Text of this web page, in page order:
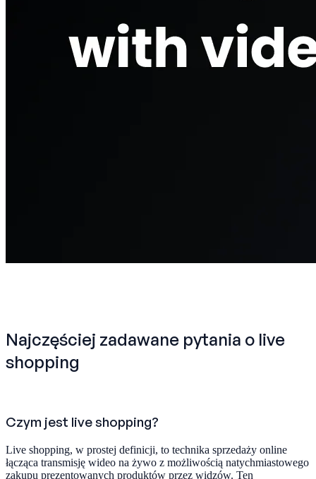
Najczęściej zadawane pytania o live
shopping
Czym jest live shopping?
Live shopping, w prostej definicji, to technika sprzedaży online
łącząca transmisję wideo na żywo z możliwością natychmiastowego
zakupu prezentowanych produktów przez widzów. Ten